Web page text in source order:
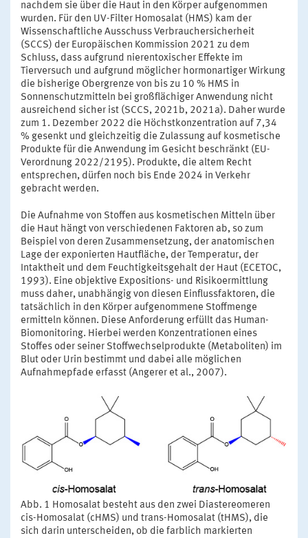
nachdem sie über die Haut in den Körper aufgenommen
wurden. Für den UV-Filter Homosalat (HMS) kam der
Wissenschaftliche Ausschuss Verbrauchersicherheit
(SCCS) der Europäischen Kommission 2021 zu dem
Schluss, dass aufgrund nierentoxischer Effekte im
Tierversuch und aufgrund möglicher hormonartiger Wirkung
die bisherige Obergrenze von bis zu 10 % HMS in
Sonnenschutzmitteln bei großflächiger Anwendung nicht
ausreichend sicher ist (SCCS, 2021b, 2021a). Daher wurde
zum 1. Dezember 2022 die Höchstkonzentration auf 7,34
% gesenkt und gleichzeitig die Zulassung auf kosmetische
Produkte für die Anwendung im Gesicht beschränkt (EU-
Verordnung 2022/2195). Produkte, die altem Recht
entsprechen, dürfen noch bis Ende 2024 in Verkehr
gebracht werden.
Die Aufnahme von Stoffen aus kosmetischen Mitteln über
die Haut hängt von verschiedenen Faktoren ab, so zum
Beispiel von deren Zusammensetzung, der anatomischen
Lage der exponierten Hautfläche, der Temperatur, der
Intaktheit und dem Feuchtigkeitsgehalt der Haut (ECETOC,
1993). Eine objektive Expositions- und Risikoermittlung
muss daher, unabhängig von diesen Einflussfaktoren, die
tatsächlich in den Körper aufgenommene Stoffmenge
ermitteln können. Diese Anforderung erfüllt das Human-
Biomonitoring. Hierbei werden Konzentrationen eines
Stoffes oder seiner Stoffwechselprodukte (Metaboliten) im
Blut oder Urin bestimmt und dabei alle möglichen
Aufnahmepfade erfasst (Angerer et al., 2007).
Abb. 1 Homosalat besteht aus den zwei Diastereomeren
cis-Homosalat (cHMS) und trans-Homosalat (tHMS), die
sich darin unterscheiden, ob die farblich markierten